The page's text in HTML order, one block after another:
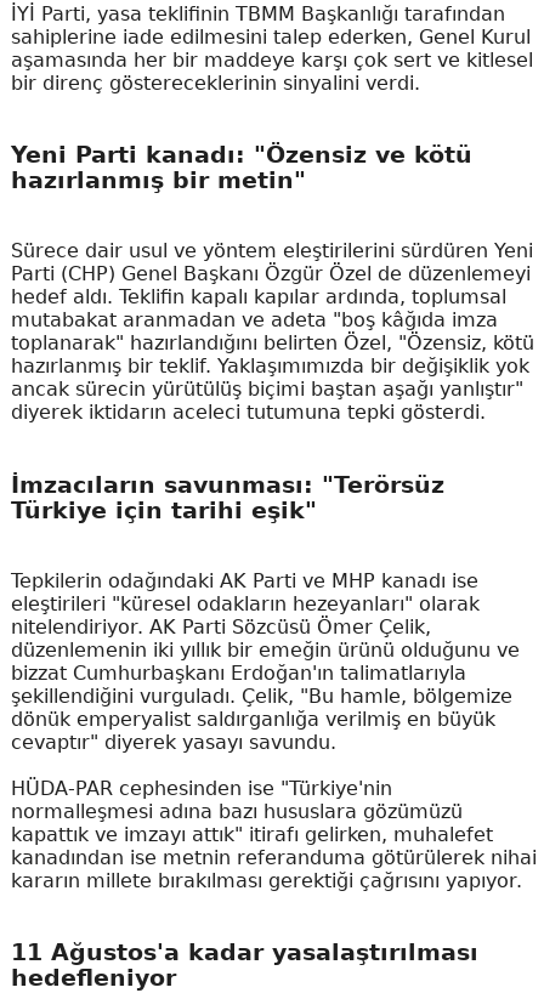
İYİ Parti, yasa teklifinin TBMM Başkanlığı tarafından
sahiplerine iade edilmesini talep ederken, Genel Kurul
aşamasında her bir maddeye karşı çok sert ve kitlesel
bir direnç göstereceklerinin sinyalini verdi.
Yeni Parti kanadı: "Özensiz ve kötü
hazırlanmış bir metin"
Sürece dair usul ve yöntem eleştirilerini sürdüren Yeni
Parti (CHP) Genel Başkanı Özgür Özel de düzenlemeyi
hedef aldı. Teklifin kapalı kapılar ardında, toplumsal
mutabakat aranmadan ve adeta "boş kâğıda imza
toplanarak" hazırlandığını belirten Özel, "Özensiz, kötü
hazırlanmış bir teklif. Yaklaşımımızda bir değişiklik yok
ancak sürecin yürütülüş biçimi baştan aşağı yanlıştır"
diyerek iktidarın aceleci tutumuna tepki gösterdi.
İmzacıların savunması: "Terörsüz
Türkiye için tarihi eşik"
Tepkilerin odağındaki AK Parti ve MHP kanadı ise
eleştirileri "küresel odakların hezeyanları" olarak
nitelendiriyor. AK Parti Sözcüsü Ömer Çelik,
düzenlemenin iki yıllık bir emeğin ürünü olduğunu ve
bizzat Cumhurbaşkanı Erdoğan'ın talimatlarıyla
şekillendiğini vurguladı. Çelik, "Bu hamle, bölgemize
dönük emperyalist saldırganlığa verilmiş en büyük
cevaptır" diyerek yasayı savundu.
HÜDA-PAR cephesinden ise "Türkiye'nin
normalleşmesi adına bazı hususlara gözümüzü
kapattık ve imzayı attık" itirafı gelirken, muhalefet
kanadından ise metnin referanduma götürülerek nihai
kararın millete bırakılması gerektiği çağrısını yapıyor.
11 Ağustos'a kadar yasalaştırılması
hedefleniyor